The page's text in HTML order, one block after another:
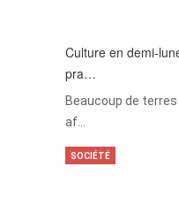
Culture en demi-
pra…
Beaucoup de
af…
SOCIÉTÉ